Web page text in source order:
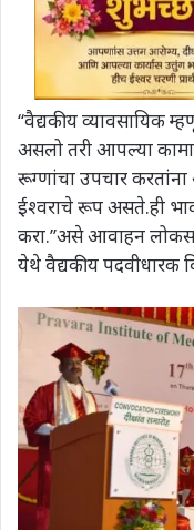
‘‘वैद्यकीय व्यावसायिक
असलो तरी आपल्या
रूग्णांचा उपचार
ईश्वराचे रूप असते.ही
करा.’’असे आवाहन
येथे वैद्यकीय पदवीधारक